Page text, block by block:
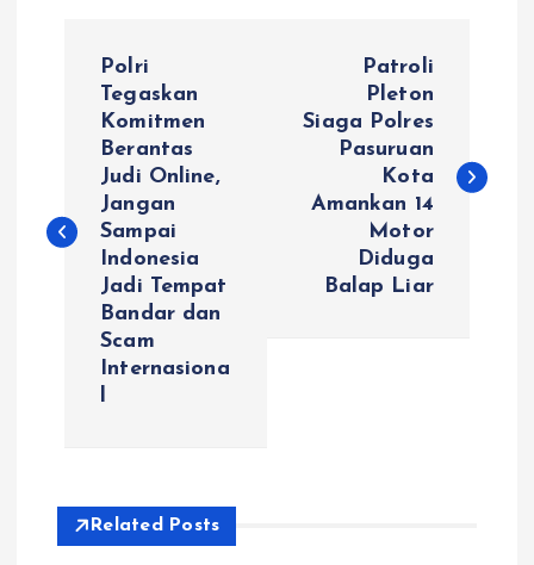
i
p
Polri
Tegaskan
Komitmen
Berantas
Judi Online,
Jangan
Sampai
Indonesia
Jadi Tempat
Bandar dan
Scam
Internasiona
Patroli
Pleton
Siaga Polres
Pasuruan
Kota
Amankan 14
Motor
Diduga
Balap Liar
Related Posts